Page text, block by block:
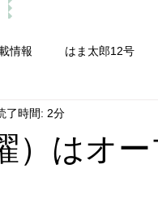
情報 はま太郎12号
いせたろうの仕事
）はオ
了時間: 2分